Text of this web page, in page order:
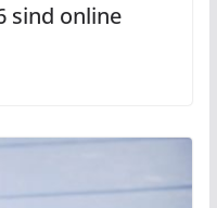
sind online